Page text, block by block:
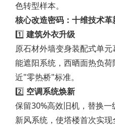
色转型样本。
核心改造密码：十维技术革
1️⃣ 建筑外衣升级
原石材外墙变身装配式单
能遮阳系统，西晒面热负
近"零热桥"标准。
2️⃣ 空调系统焕新
保留30%高效旧机，替换
新风系统，使塔楼首次实